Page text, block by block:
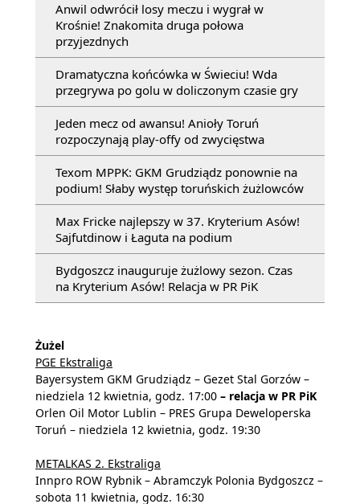
Anwil odwrócił losy meczu i wygrał w
Krośnie! Znakomita druga połowa
przyjezdnych
Dramatyczna końcówka w Świeciu! Wda
przegrywa po golu w doliczonym czasie gry
Jeden mecz od awansu! Anioły Toruń
rozpoczynają play-offy od zwycięstwa
Texom MPPK: GKM Grudziądz ponownie na
podium! Słaby występ toruńskich żużlowców
Max Fricke najlepszy w 37. Kryterium Asów!
Sajfutdinow i Łaguta na podium
Bydgoszcz inauguruje żużlowy sezon. Czas
na Kryterium Asów! Relacja w PR PiK
Żużel
PGE Ekstraliga
Bayersystem GKM Grudziądz – Gezet Stal Gorzów –
niedziela 12 kwietnia, godz. 17:00 – relacja w PR PiK
Orlen Oil Motor Lublin – PRES Grupa Deweloperska
Toruń – niedziela 12 kwietnia, godz. 19:30
METALKAS 2. Ekstraliga
Innpro ROW Rybnik – Abramczyk Polonia Bydgoszcz –
sobota 11 kwietnia, godz. 16:30